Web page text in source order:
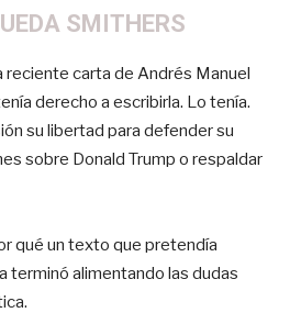
SMITHERS
reciente carta de Andrés Manuel
derecho a escribirla. Lo tenía.
su libertad para defender su
sobre Donald Trump o respaldar
qué un texto que pretendía
terminó alimentando las dudas